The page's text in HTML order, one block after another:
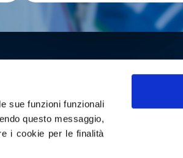
sue funzioni funzionali
questo messaggio,
i cookie per le finalità